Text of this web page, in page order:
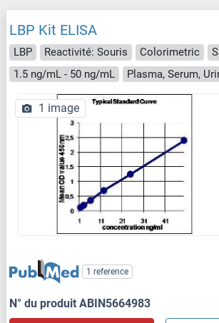
LBP Kit ELISA
LBP Reactivité: Souris Colorimetric
1.5 ng/mL - 50 ng/mL
Plasma, Serum,
1 image
1 reference
N° du produit ABIN5664983